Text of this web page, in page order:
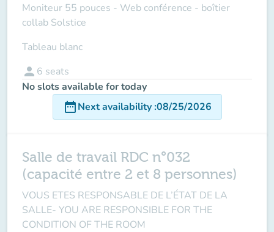
Moniteur 55 pouces - Web conférence - boîtier
collab Solstice
Tableau blanc
person 6 seats
No slots available for today
date_rangeNext availability:08/25/2026
Salle de travail RDC n°032
(capacité entre 2 et 8 personnes)
VOUS ETES RESPONSABLE DE L’ÉTAT DE LA
SALLE- YOU ARE RESPONSIBLE FOR THE
CONDITION OF THE ROOM